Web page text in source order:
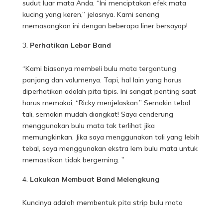
sudut luar mata Anda. “Ini menciptakan efek mata
kucing yang keren,” jelasnya. Kami senang
memasangkan ini dengan beberapa liner bersayap!
Perhatikan Lebar Band
“Kami biasanya membeli bulu mata tergantung
panjang dan volumenya. Tapi, hal lain yang harus
diperhatikan adalah pita tipis. Ini sangat penting saat
harus memakai, “Ricky menjelaskan.” Semakin tebal
tali, semakin mudah diangkat! Saya cenderung
menggunakan bulu mata tak terlihat jika
memungkinkan. Jika saya menggunakan tali yang lebih
tebal, saya menggunakan ekstra lem bulu mata untuk
memastikan tidak bergeming. ”
Lakukan Membuat Band Melengkung
Kuncinya adalah membentuk pita strip bulu mata